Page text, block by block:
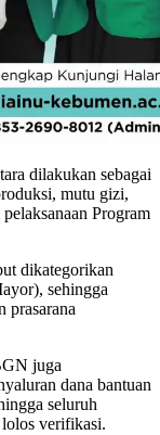
dilakukan sebagai
mutu gizi,
Program
dikategorikan
sehingga
prasarana
juga
dana bantuan
seluruh
verifikasi.